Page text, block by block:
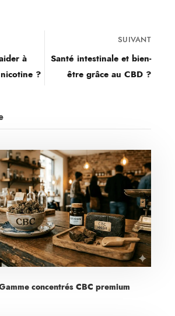
à
?
SUIVANT
Santé intestinale et bien-
être grâce au CBD ?
concentrés CBC premium